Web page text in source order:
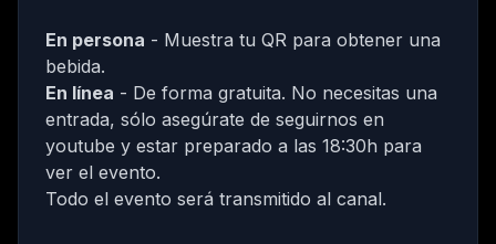
En persona - Muestra tu QR para obtener una
bebida.
En línea - De forma gratuita. No necesitas una
entrada, sólo asegúrate de seguirnos en
youtube y estar preparado a las 18:30h para
ver el evento.
Todo el evento será transmitido al canal.